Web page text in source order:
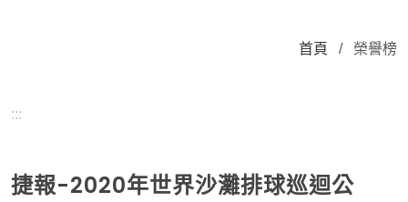
首頁 / 榮譽榜
:::
捷報-2020年世界沙灘排球巡迴公